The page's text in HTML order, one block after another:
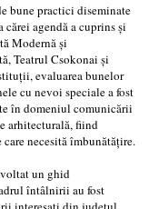
bune practici diseminate
agendă a cuprins și
Modernă și
Teatrul Csokonai și
evaluarea bunelor
cu nevoi speciale a fost
în domeniul comunicării
arhitecturală, fiind
necesită îmbunătățire.
un ghid
întâlnirii au fost